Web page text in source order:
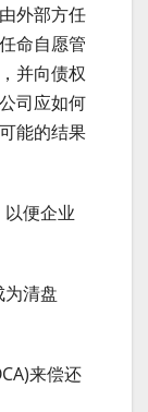
外部方任
命自愿管
并向债权
司应如何
能的结果
便企业
为清盘
来偿还